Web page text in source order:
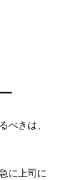
べきは、
に上司に